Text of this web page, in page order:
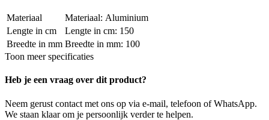
Materiaal
Aluminium
Lengte in cm
150
Breedte in mm
100
Toon meer specificaties
Heb je een vraag over dit product?
Neem gerust contact met ons op via e-mail, telefoon of WhatsApp.
We staan klaar om je persoonlijk verder te helpen.